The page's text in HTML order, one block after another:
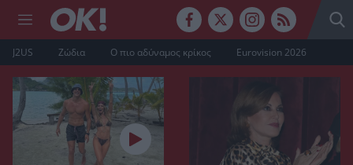
J2US Ζώδια Ο πιο αδύναμος κρίκος Eurovision 2026